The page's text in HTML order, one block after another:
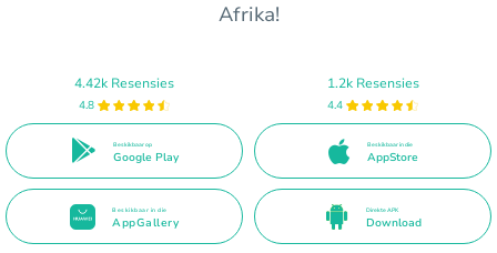
Afrika!
4.42k Resensies
4.8
Beskikbaar op
Google Play
1.2k Resensies
4.4
Beskikbaar in die
AppStore
Beskikbaar in die
AppGallery
Direkte APK
Download